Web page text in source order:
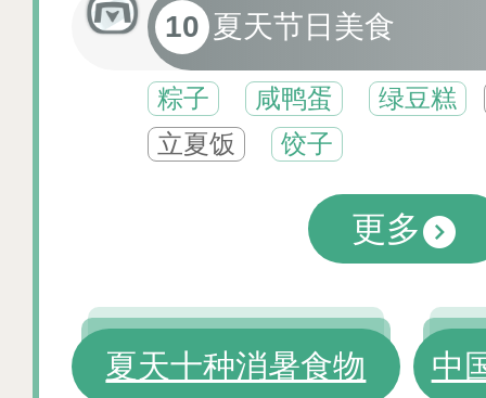
10 夏天节日美食
粽子 咸鸭蛋
绿豆糕
立夏饭
饺子
更多
夏天十种消暑食物 中